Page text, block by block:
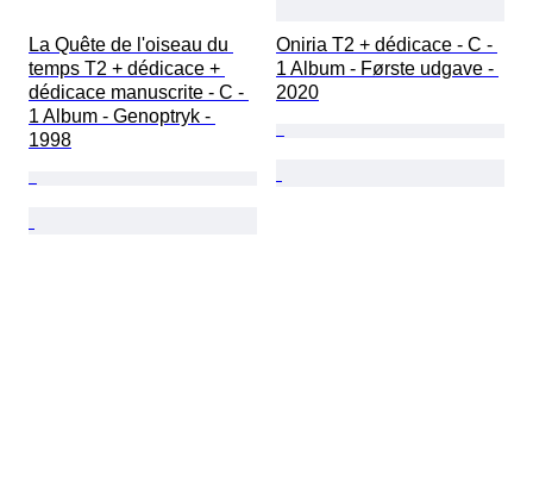
La Quête de l'oiseau du
temps T2 + dédicace +
dédicace manuscrite - C -
1 Album - Genoptryk -
1998
Oniria T2 + dédicace - C -
1 Album - Første udgave -
2020